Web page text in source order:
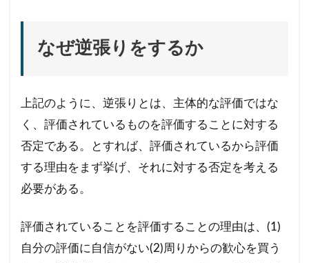
なぜ逆張りをするか
上記のように、逆張りとは、主体的な評価ではな
く、評価されているものを評価することに対する
否定である。とすれば、評価されているから評価
する理由をまず挙げ、それに対する否定を考える
必要がある。
評価されていることを評価することの理由は、(1)
自分の評価に自信がない(2)周りからの歓心を買う